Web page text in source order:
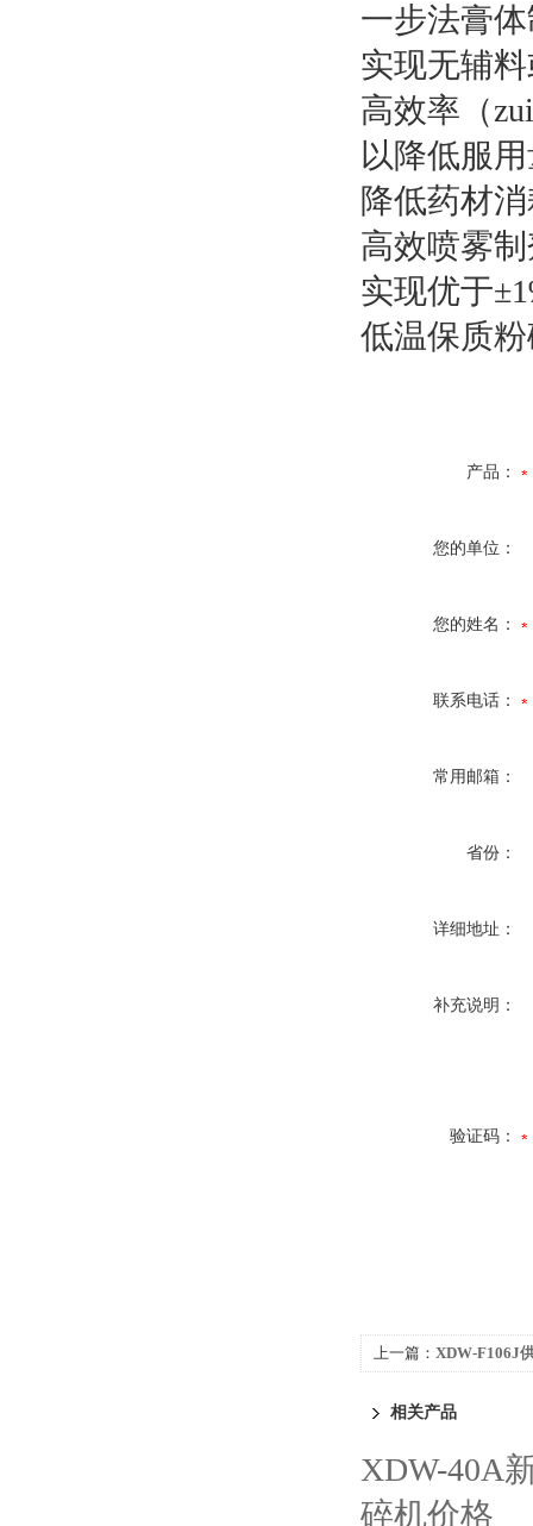
一步法膏
实现无辅
高效率（
以降低服
降低药材
高效喷雾
实现优于
低温保质
产品：
您的单位：
您的姓名：
联系电话：
常用邮箱：
省份：
详细地址：
补充说明：
验证码：
上一篇： XDW-F106J
相关产品
XDW-40A
碎机价格